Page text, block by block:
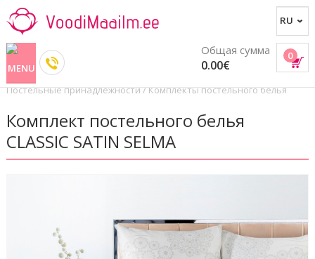
0
Общая сумма
0.00€
Постельные принадлежности/Комплекты постельного белья
Комплект постельного белья
CLASSIC SATIN SELMA